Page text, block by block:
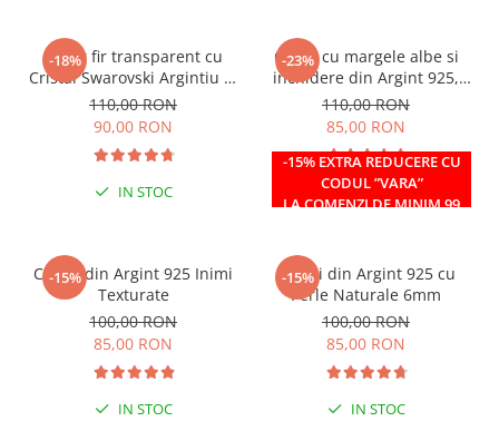
-18%
Colier fir transparent cu
Cristal Swarovski Argintiu in
Caseta din Argint 925
110,00 RON
90,00 RON
IN STOC
-23%
-15% EXTRA REDUCERE CU
CODUL ”VARA”
LA COMENZI DE MINIM 99
Colier cu margele albe si
inchidere din Argint 925,
reglabil 38-41 cm
110,00 RON
85,00 RON
IN STOC
-15%
Cercei din Argint 925 Inimi
Texturate
100,00 RON
85,00 RON
IN STOC
-15%
Cercei din Argint 925 cu
Perle Naturale 6mm
100,00 RON
85,00 RON
IN STOC